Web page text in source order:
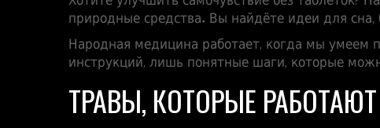
природные средства. Вы найдёте идеи для
Народная медицина работает, когда мы умеем
инструкций, лишь понятные шаги, которые
ТРАВЫ, КОТОРЫЕ РАБОТАЮТ